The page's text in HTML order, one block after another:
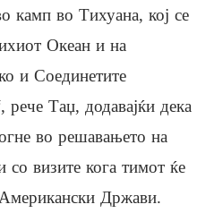
камп во Тихуана, кој се
Океан и на
и Соединетите
Таџ, додавајќи дека
во решавањето на
со визите кога тимот ќе
Држави.